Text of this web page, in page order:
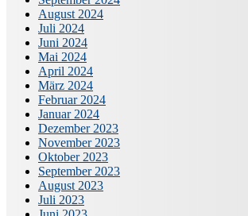
August 2024
Juli 2024
Juni 2024
Mai 2024
April 2024
März 2024
Februar 2024
Januar 2024
Dezember 2023
November 2023
Oktober 2023
September 2023
August 2023
Juli 2023